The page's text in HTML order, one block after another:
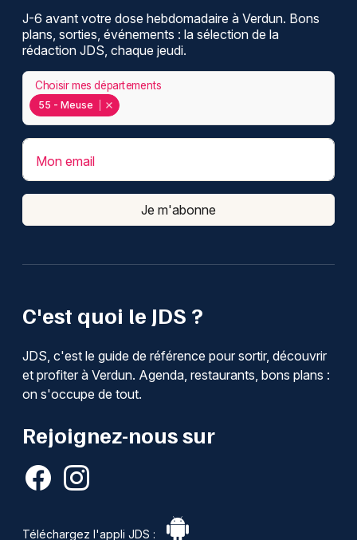
C'est quoi le JDS ?
JDS, c'est le guide de référence pour sortir, découvrir
et profiter à Verdun. Agenda, restaurants, bons plans :
on s'occupe de tout.
Rejoignez-nous sur
Téléchargez l'appli JDS :
J-6 avant votre dose hebdomadaire à Verdun. Bons
plans, sorties, événements : la sélection de la
rédaction JDS, chaque jeudi.
55 - Meuse
Choisir mes départements
Mon email
Je m'abonne